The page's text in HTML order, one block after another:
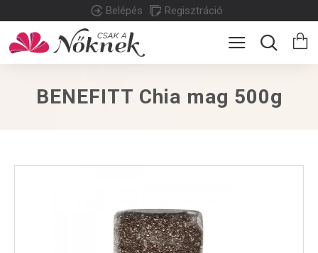
Belépés Regisztráció
BENEFITT Chia mag 500g